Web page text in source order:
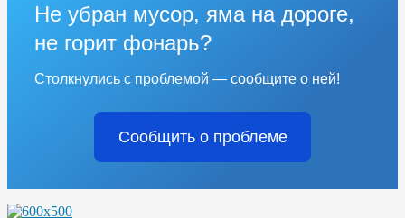
Не убран мусор, яма на дороге,
не горит фонарь?
Столкнулись с проблемой — сообщите о ней!
Сообщить о проблеме